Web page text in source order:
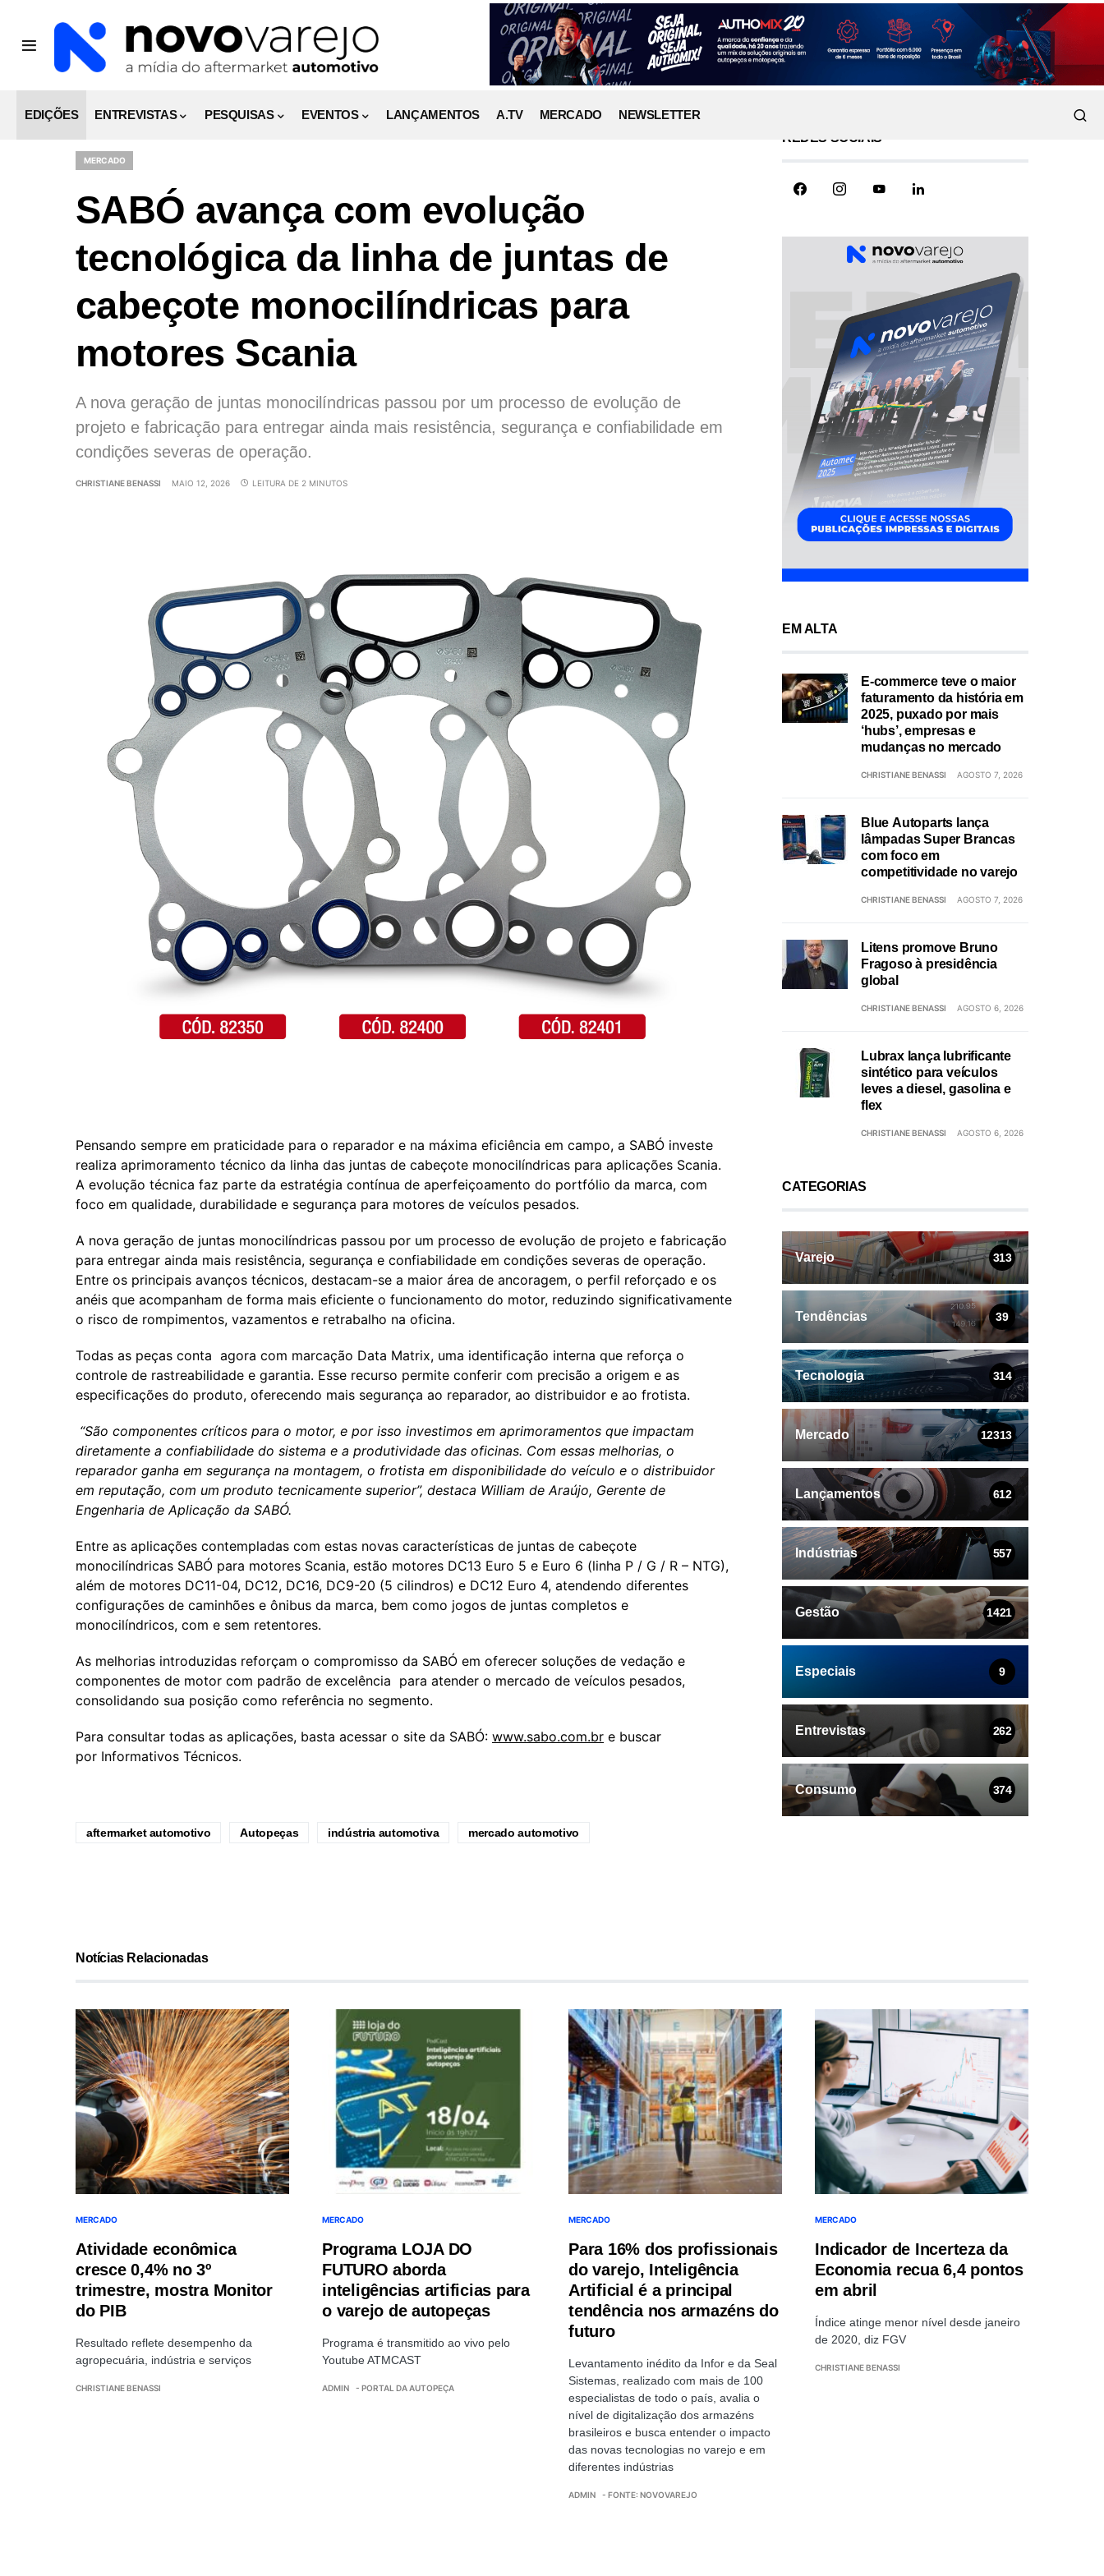
EDIÇÕES ENTREVISTAS PESQUISAS EVENTOS LANÇAMENTOS A.TV MERCADO NEWSLETTER
MERCADO
SABÓ avança com evolução
tecnológica da linha de juntas de
cabeçote monocilíndricas para
motores Scania
A nova geração de juntas monocilíndricas passou por um processo de evolução de
projeto e fabricação para entregar ainda mais resistência, segurança e confiabilidade em
condições severas de operação.
CHRISTIANE BENASSI MAIO 12, 2026 LEITURA DE 2 MINUTOS
Pensando sempre em praticidade para o reparador e na máxima eficiência em campo, a SABÓ investe
realiza aprimoramento técnico da linha das juntas de cabeçote monocilíndricas para aplicações Scania.
A evolução técnica faz parte da estratégia contínua de aperfeiçoamento do portfólio da marca, com
foco em qualidade, durabilidade e segurança para motores de veículos pesados.
A nova geração de juntas monocilíndricas passou por um processo de evolução de projeto e fabricação
para entregar ainda mais resistência, segurança e confiabilidade em condições severas de operação.
Entre os principais avanços técnicos, destacam-se a maior área de ancoragem, o perfil reforçado e os
anéis que acompanham de forma mais eficiente o funcionamento do motor, reduzindo significativamente
o risco de rompimentos, vazamentos e retrabalho na oficina.
Todas as peças conta agora com marcação Data Matrix, uma identificação interna que reforça o
controle de rastreabilidade e garantia. Esse recurso permite conferir com precisão a origem e as
especificações do produto, oferecendo mais segurança ao reparador, ao distribuidor e ao frotista.
“São componentes críticos para o motor, e por isso investimos em aprimoramentos que impactam
diretamente a confiabilidade do sistema e a produtividade das oficinas. Com essas melhorias, o
reparador ganha em segurança na montagem, o frotista em disponibilidade do veículo e o distribuidor
em reputação, com um produto tecnicamente superior”, destaca William de Araújo, Gerente de
Engenharia de Aplicação da SABÓ.
Entre as aplicações contempladas com estas novas características de juntas de cabeçote
monocilíndricas SABÓ para motores Scania, estão motores DC13 Euro 5 e Euro 6 (linha P / G / R – NTG),
além de motores DC11-04, DC12, DC16, DC9-20 (5 cilindros) e DC12 Euro 4, atendendo diferentes
configurações de caminhões e ônibus da marca, bem como jogos de juntas completos e
monocilíndricos, com e sem retentores.
As melhorias introduzidas reforçam o compromisso da SABÓ em oferecer soluções de vedação e
componentes de motor com padrão de excelência para atender o mercado de veículos pesados,
consolidando sua posição como referência no segmento.
Para consultar todas as aplicações, basta acessar o site da SABÓ: www.sabo.com.br e buscar
por Informativos Técnicos.
aftermarket automotivo Autopeças indústria automotiva mercado automotivo
REDES SOCIAIS
EM ALTA
E-commerce teve o maior
faturamento da história em
2025, puxado por mais
‘hubs’, empresas e
mudanças no mercado
CHRISTIANE BENASSI AGOSTO 7, 2026
Blue Autoparts lança
lâmpadas Super Brancas
com foco em
competitividade no varejo
CHRISTIANE BENASSI AGOSTO 7, 2026
Litens promove Bruno
Fragoso à presidência
global
CHRISTIANE BENASSI AGOSTO 6, 2026
Lubrax lança lubrificante
sintético para veículos
leves a diesel, gasolina e
flex
CHRISTIANE BENASSI AGOSTO 6, 2026
CATEGORIAS
Varejo 313
Tendências 39
Tecnologia 314
Mercado 12313
Lançamentos 612
Indústrias 557
Gestão 1421
Especiais 9
Entrevistas 262
Consumo 374
Notícias Relacionadas
MERCADO
Atividade econômica
cresce 0,4% no 3º
trimestre, mostra Monitor
do PIB
Resultado reflete desempenho da
agropecuária, indústria e serviços
CHRISTIANE BENASSI
MERCADO
Programa LOJA DO
FUTURO aborda
inteligências artificias para
o varejo de autopeças
Programa é transmitido ao vivo pelo
Youtube ATMCAST
ADMIN - PORTAL DA AUTOPEÇA
MERCADO
Para 16% dos profissionais
do varejo, Inteligência
Artificial é a principal
tendência nos armazéns do
futuro
Levantamento inédito da Infor e da Seal
Sistemas, realizado com mais de 100
especialistas de todo o país, avalia o
nível de digitalização dos armazéns
brasileiros e busca entender o impacto
das novas tecnologias no varejo e em
diferentes indústrias
ADMIN - FONTE: NOVOVAREJO
MERCADO
Indicador de Incerteza da
Economia recua 6,4 pontos
em abril
Índice atinge menor nível desde janeiro
de 2020, diz FGV
CHRISTIANE BENASSI